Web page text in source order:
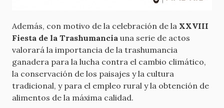
Además, con motivo de la celebración de la XXVIII
Fiesta de la Trashumancia una serie de actos
valorará la importancia de la trashumancia
ganadera para la lucha contra el cambio climático,
la conservación de los paisajes y la cultura
tradicional, y para el empleo rural y la obtención de
alimentos de la máxima calidad.